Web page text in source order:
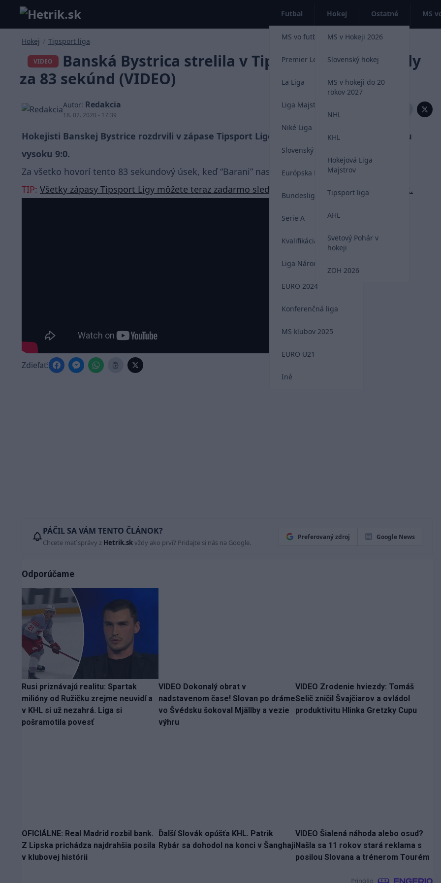
Futbal
MS vo futbale 2026
Premier League
La Liga
Liga Majstrov
Niké Liga
Slovenský futbal
Európska Liga
Bundesliga
Serie A
Kvalifikácia MS 2026
Liga Národov
EURO 2024
Konferenčná liga
MS klubov 2025
EURO U21
Iné
Hokej
MS v Hokeji 2026
Slovenský hokej
MS v hokeji do 20
rokov 2027
NHL
KHL
Hokejová Liga
Majstrov
Tipsport liga
AHL
Svetový Pohár v
hokeji
ZOH 2026
Ostatné MS
Hokej / Tipsport liga
VIDEO
Banská Bystrica strelila v Tipsport Lige štyri góly
za 83 sekúnd (VIDEO)
Autor: Redakcia
18. 02. 2020 - 17:39
Zdieľať:
Hokejisti Banskej Bystrice rozdrvili v zápase Tipsport Lige súpera z Liptovského Mikulášu
vysoku 9:0.
Za všetko hovorí tento 83 sekundový úsek, keď “Barani” nastrieľali súperovi hneď štyri góly.
TIP: Všetky zápasy Tipsport Ligy môžete teraz zadarmo sledovať online jedine cez TV Tipsport.
Zdieľať:
PÁČIL SA VÁM TENTO ČLÁNOK?
Chcete mať správy z Hetrik.skvždy ako prví? Pridajte si nás na Google.
Preferovaný zdroj Google News
Odporúčame
Rusi priznávajú realitu: Spartak
milióny od Ružičku zrejme neuvidí a
v KHL si už nezahrá. Liga si
pošramotila povesť
VIDEO Dokonalý obrat v
nadstavenom čase! Slovan po dráme
vo Švédsku šokoval Mjällby a vezie
výhru
VIDEO Zrodenie hviezdy: Tomáš
Selič zničil Švajčiarov a ovládol
produktivitu Hlinka Gretzky Cupu
OFICIÁLNE: Real Madrid rozbil bank.
Z Lipska prichádza najdrahšia posila
v klubovej histórii
Ďalší Slovák opúšťa KHL. Patrik
Rybár sa dohodol na konci v Šanghaji
VIDEO Šialená náhoda alebo osud?
Našla sa 11 rokov stará reklama s
posilou Slovana a trénerom Tourém